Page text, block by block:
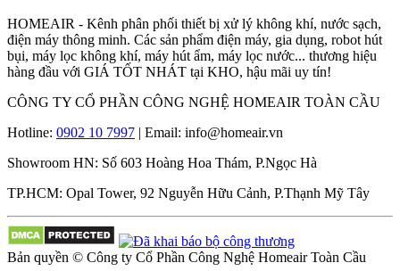
HOMEAIR - Kênh phân phối thiết bị xử lý không khí, nước sạch,
điện máy thông minh. Các sản phẩm điện máy, gia dụng, robot hút
bụi, máy lọc không khí, máy hút ẩm, máy lọc nước... thương hiệu
hàng đầu với GIÁ TỐT NHÁT tại KHO, hậu mãi uy tín!
CÔNG TY CỔ PHẦN CÔNG NGHỆ HOMEAIR TOÀN CẦU
Hotline: 0902 10 7997 | Email: info@homeair.vn
Showroom HN: Số 603 Hoàng Hoa Thám, P.Ngọc Hà
TP.HCM: Opal Tower, 92 Nguyễn Hữu Cảnh, P.Thạnh Mỹ Tây
Bản quyền © Công ty Cổ Phần Công Nghệ Homeair Toàn Cầu